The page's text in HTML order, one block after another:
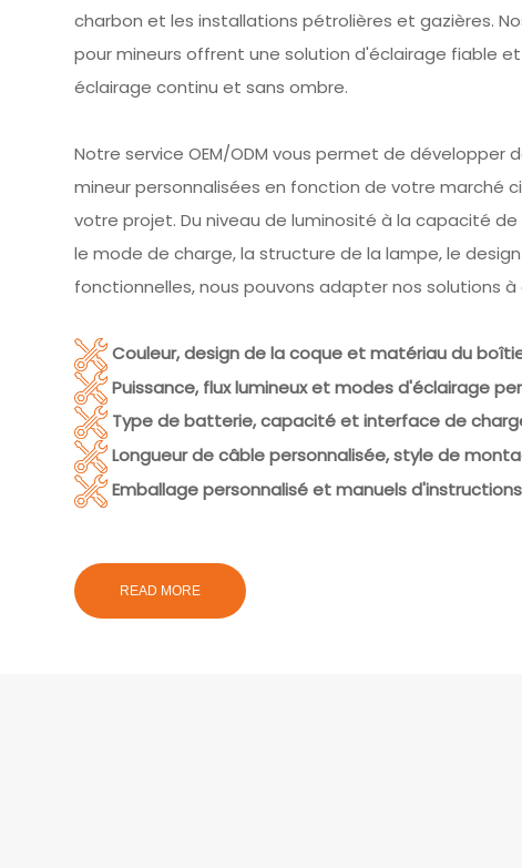
charbon et les installations pétrolières et gazières.
pour mineurs offrent une solution d'éclairage fiable
éclairage continu et sans ombre.
Notre service OEM/ODM vous permet de développer
mineur personnalisées en fonction de votre marché
votre projet. Du niveau de luminosité à la capacité
le mode de charge, la structure de la lampe, le
fonctionnelles, nous pouvons adapter nos solutions
Couleur, design de la coque et matériau du
Puissance, flux lumineux et modes d'éclairage
Type de batterie, capacité et interface de
Longueur de câble personnalisée, style de
Emballage personnalisé et manuels
READ MORE